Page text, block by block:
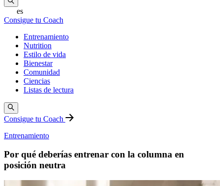
es
Consigue tu Coach
Entrenamiento
Nutrition
Estilo de vida
Bienestar
Comunidad
Ciencias
Listas de lectura
Consigue tu Coach
Entrenamiento
Por qué deberías entrenar con la columna en
posición neutra